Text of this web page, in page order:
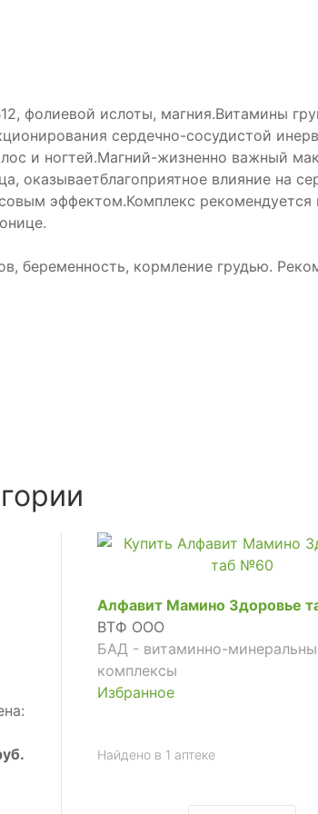
фолиевой ислоты, магния.Витамины
сердечно-сосудистой
и ногтей.Магний-жизненно важный
оказываетблагоприятное влияние на
эффектом.Комплекс
беременность, кормление грудью.
Алфавит Мамино Здоровье
ВТФ ООО
БАД - витаминно-
комплексы
Избранное
Найдено в 1 аптеке